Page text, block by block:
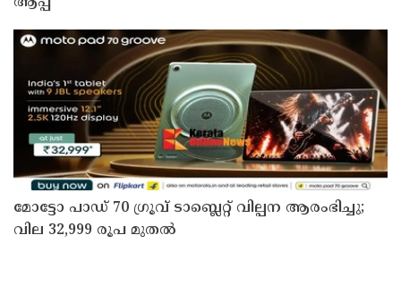
മോട്ടോ പാഡ് 70 ഗ്രൂവ് ടാബ്ലെറ്റ് വില്പന ആരംഭിച്ചു;
വില 32,999 രൂപ മുതൽ